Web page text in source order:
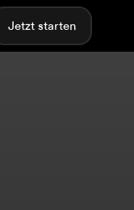
Jetzt starten